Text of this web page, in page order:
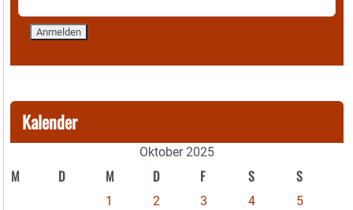
Kalender
Oktober 2025
M D M D F S S
1 2 3 4
5